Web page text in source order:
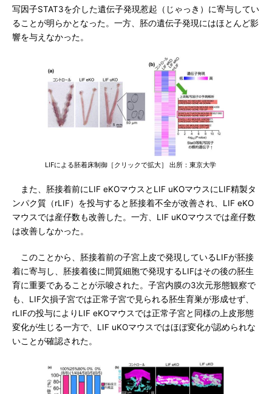
写因子STAT3を介した遺伝子発現惹起（じゃっき）に寄与してい
ることが明らかとなった。一方、胚の遺伝子発現にはほとんど影
響を与えなかった。
LIFによる胚着床制御［クリックで拡大］ 出所：東京大学
また、胚接着前にLIF eKOマウスとLIF uKOマウスにLIF精製タ
ンパク質（rLIF）を投与すると胚接着不全が改善され、LIF eKO
マウスでは産仔数も改善した。一方、LIF uKOマウスでは産仔数
は改善しなかった。
このことから、胚接着前の子宮上皮で発現しているLIFが胚接
着に寄与し、胚接着後に間質細胞で発現するLIFはその後の胚生
育に重要であることが示唆された。子宮内膜の3次元形態観察で
も、LIF欠損子宮では正常子宮で見られる胚生育巣が形成せず、
rLIFの投与によりLIF eKOマウスでは正常子宮と同様の上皮形態
変化が生じる一方で、LIF uKOマウスではほぼ変化が認められな
いことが確認された。